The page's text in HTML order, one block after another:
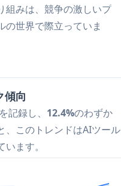
組みは、競争の激しいプ
の世界で際立っていま
傾向
を記録し、 12.4%のわずか
、このトレンドはAIツール
ます。